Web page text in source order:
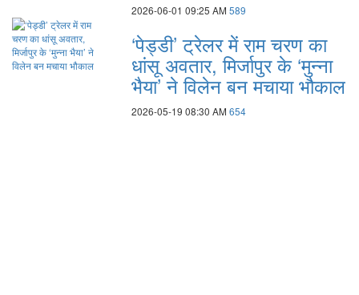
2026-06-01 09:25 AM 589
‘पेड्डी’ ट्रेलर में राम चरण का
धांसू अवतार, मिर्जापुर के ‘मुन्ना
भैया’ ने विलेन बन मचाया भौकाल
2026-05-19 08:30 AM 654